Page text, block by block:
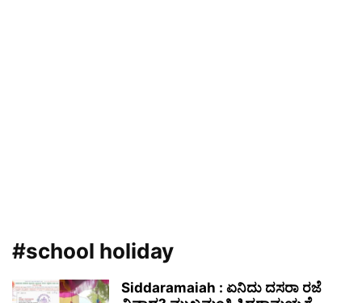
#school holiday
Siddaramaiah : ಏನಿದು ದಸರಾ ರಜೆ